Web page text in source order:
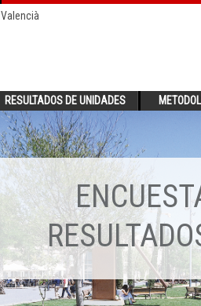
Valencià
RESULTADOS DE UNIDADES